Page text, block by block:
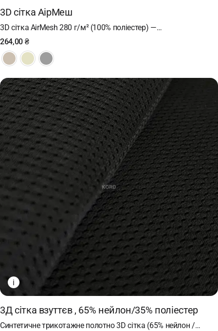
3D сітка АірМеш
3D сітка AirMesh 280 г/м² (100% поліестер) —…
264,00 ₴
i
3Д сітка взуттєв , 65% нейлон/35% поліестер
Синтетичне трикотажне полотно 3D сітка (65% нейлон /…